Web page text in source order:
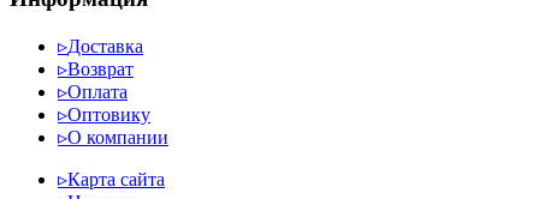
▹Доставка
▹Возврат
▹Оплата
▹Оптовику
▹О компании
▹Карта сайта